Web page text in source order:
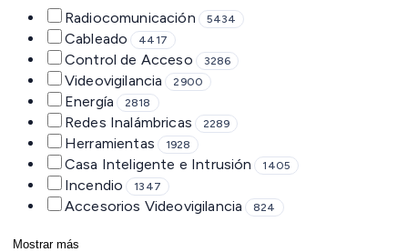
Radiocomunicación 5434
Cableado 4417
Control de Acceso 3286
Videovigilancia 2900
Energía 2818
Redes Inalámbricas 2289
Herramientas 1928
Casa Inteligente e Intrusión 1405
Incendio 1347
Accesorios Videovigilancia 824
Mostrar más